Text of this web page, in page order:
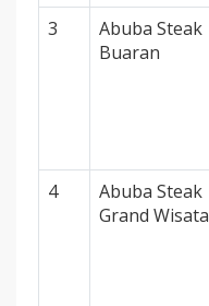
3
Abuba Steak
Buaran
4
Abuba Steak
Grand Wisata